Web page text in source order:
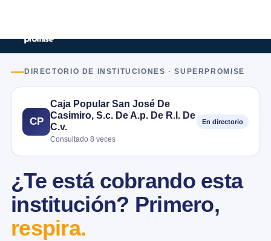
DIRECTORIO DE INSTITUCIONES · SUPERPROMISE
CP
Caja Popular San José De
Casimiro, S.c. De A.p. De R.l. De
C.v.
Consultado 8 veces
En directorio
¿Te está cobrando esta
institución? Primero,
respira.